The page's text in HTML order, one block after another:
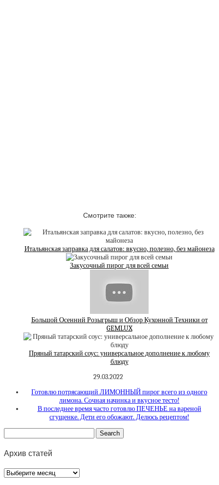
Смотрите также:
Итальянская заправка для салатов: вкусно, полезно, без майонеза
Закусочный пирог для всей семьи
Большой Осенний Розыгрыш и Обзор Кухонной Техники от
GEMLUX
Пряный татарский соус: универсальное дополнение к любому
блюду
29.03.2022
Готовлю потрясающий ЛИМОННЫЙ пирог всего из одного
лимона. Сочная начинка и вкусное тесто!
В последнее время часто готовлю ПЕЧЕНЬЕ на вареной
сгущенке. Дети его обожают. Делюсь рецептом!
Архив статей
Архив
статей